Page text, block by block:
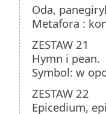
Oda,
Metafora :
ZESTAW 21
Hymn i pean.
Symbol: w
ZESTAW 22
Epicedium,